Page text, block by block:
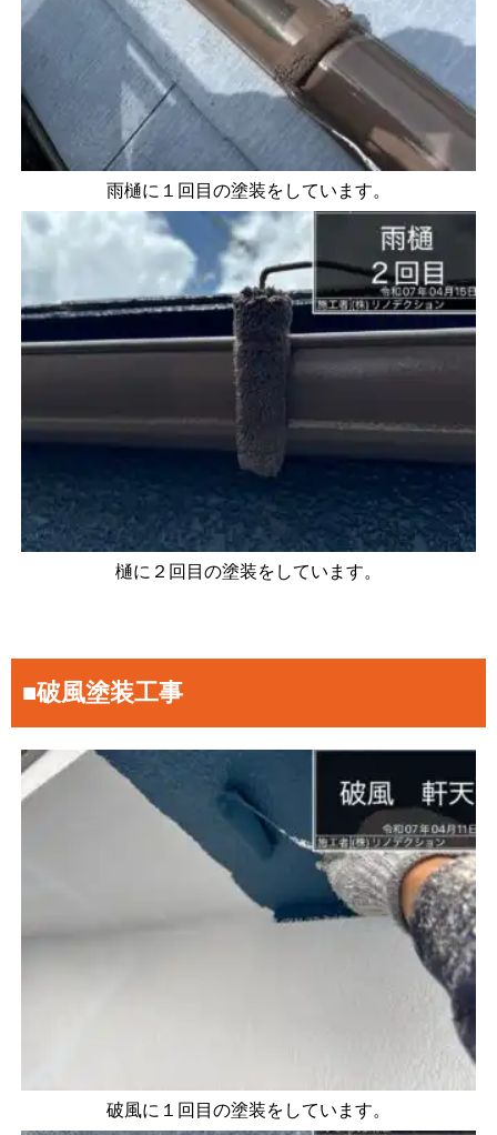
雨樋に１回目の塗装をしています。
樋に２回目の塗装をしています。
■破風塗装工事
破風に１回目の塗装をしています。